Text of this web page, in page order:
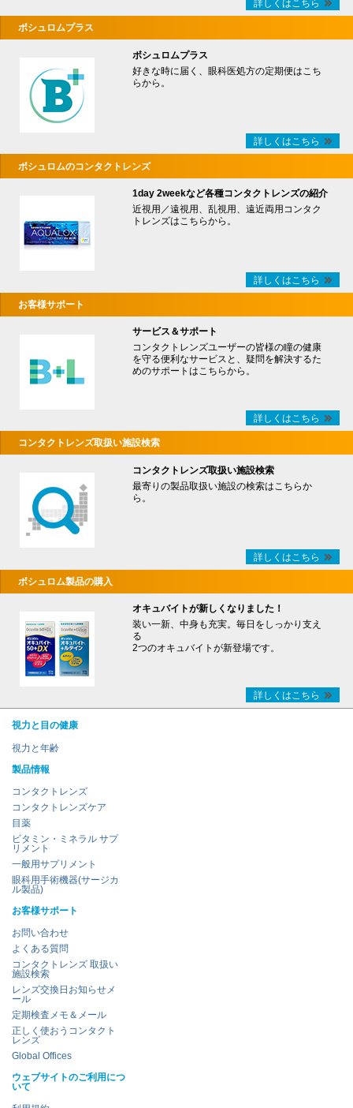
詳しくはこちら
ボシュロムプラス
ボシュロムプラス
好きな時に届く、眼科医処方の定期便はこち
らから。
詳しくはこちら
ボシュロムのコンタクトレンズ
1day 2weekなど各種コンタクトレンズの紹介
近視用／遠視用、乱視用、遠近両用コンタク
トレンズはこちらから。
詳しくはこちら
お客様サポート
サービス＆サポート
コンタクトレンズユーザーの皆様の瞳の健康
を守る便利なサービスと、疑問を解決するた
めのサポートはこちらから。
詳しくはこちら
コンタクトレンズ取扱い施設検索
コンタクトレンズ取扱い施設検索
最寄りの製品取扱い施設の検索はこちらか
ら。
詳しくはこちら
ボシュロム製品の購入
オキュバイトが新しくなりました！
装い一新、中身も充実。毎日をしっかり支え
る
2つのオキュバイトが新登場です。
詳しくはこちら
視力と目の健康
視力と年齢
製品情報
コンタクトレンズ
コンタクトレンズケア
目薬
ビタミン・ミネラル サプ
リメント
一般用サプリメント
眼科用手術機器(サージカ
ル製品)
お客様サポート
お問い合わせ
よくある質問
コンタクトレンズ 取扱い
施設検索
レンズ交換日お知らせメ
ール
定期検査メモ＆メール
正しく使おうコンタクト
レンズ
Global Offices
ウェブサイトのご利用につ
いて